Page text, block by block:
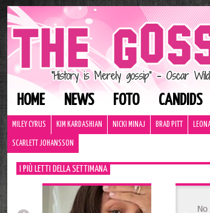
HOME NEWS FOTO CANDIDS
MILEY CYRUS KIM KARDASHIAN NICKI MINAJ BRAD PITT
SCARLETT JOHANSSON
I PIÙ LETTI DELLA SETTIMANA